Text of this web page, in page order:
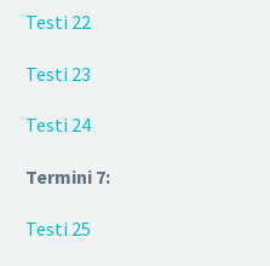
Testi 22
Testi 23
Testi 24
Termini 7:
Testi 25